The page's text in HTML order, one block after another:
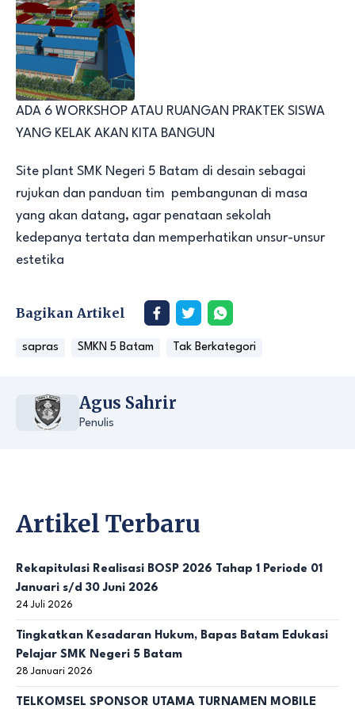
ADA 6 WORKSHOP ATAU RUANGAN PRAKTEK SISWA
YANG KELAK AKAN KITA BANGUN
Site plant SMK Negeri 5 Batam di desain sebagai
rujukan dan panduan tim pembangunan di masa
yang akan datang, agar penataan sekolah
kedepanya tertata dan memperhatikan unsur-unsur
estetika
Bagikan Artikel
sapras SMKN 5 Batam Tak Berkategori
Agus Sahrir
Penulis
Artikel Terbaru
Rekapitulasi Realisasi BOSP 2026 Tahap 1 Periode 01
Januari s/d 30 Juni 2026
24 Juli 2026
Tingkatkan Kesadaran Hukum, Bapas Batam Edukasi
Pelajar SMK Negeri 5 Batam
28 Januari 2026
TELKOMSEL SPONSOR UTAMA TURNAMEN MOBILE